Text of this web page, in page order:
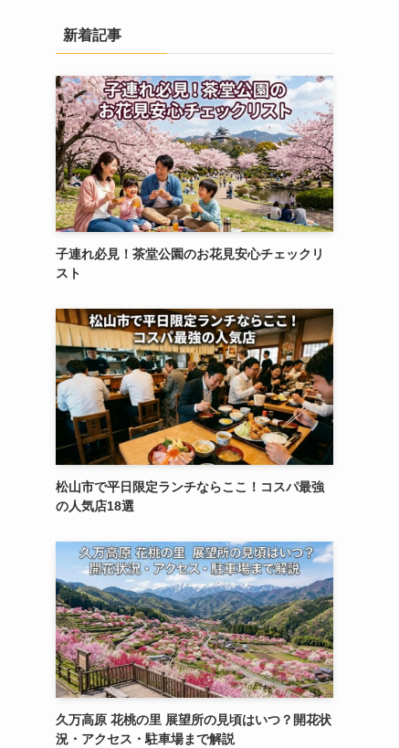
新着記事
子連れ必見！茶堂公園のお花見安心チェックリ
スト
松山市で平日限定ランチならここ！コスパ最強
の人気店18選
久万高原 花桃の里 展望所の見頃はいつ？開花状
況・アクセス・駐車場まで解説